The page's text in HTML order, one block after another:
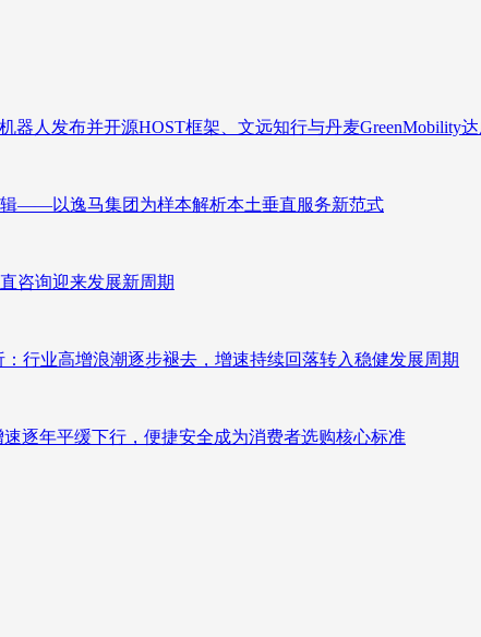
器人发布并开源HOST框架、文远知行与丹麦GreenMobility
——以逸马集团为样本解析本土垂直服务新范式
咨询迎来发展新周期
行业高增浪潮逐步褪去，增速持续回落转入稳健发展周期
逐年平缓下行，便捷安全成为消费者选购核心标准